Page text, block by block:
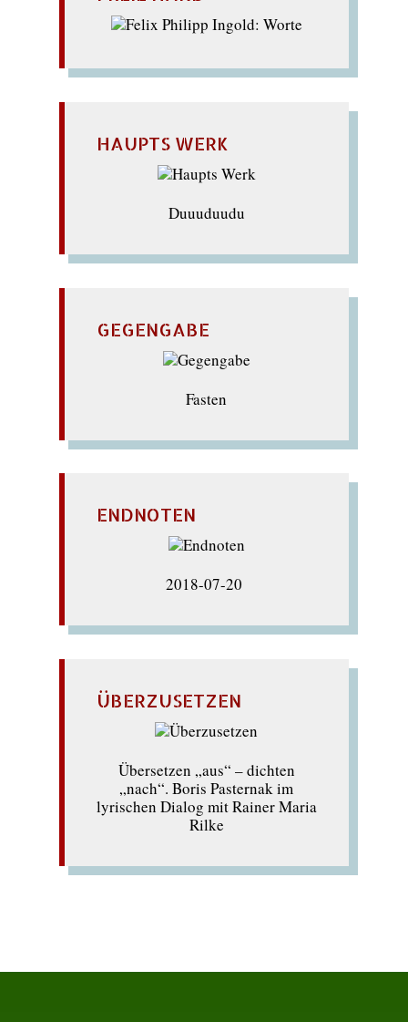
HAUPTS WERK
Duuuduudu
GEGENGABE
Fasten
ENDNOTEN
2018-07-20
ÜBERZUSETZEN
Übersetzen „aus“ – dichten
„nach“. Boris Pasternak im
lyrischen Dialog mit Rainer Maria
Rilke